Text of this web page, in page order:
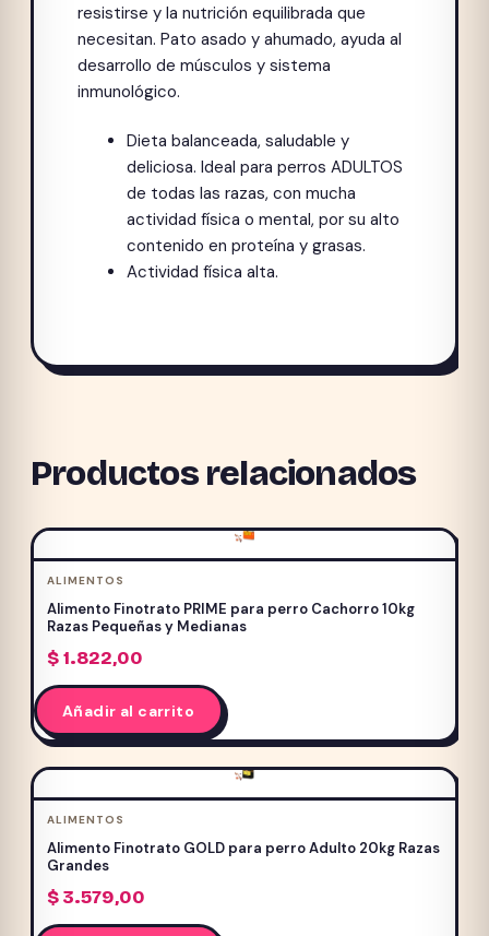
resistirse y la nutrición equilibrada que
necesitan. Pato asado y ahumado, ayuda al
desarrollo de músculos y sistema
inmunológico.
Dieta balanceada, saludable y
deliciosa. Ideal para perros ADULTOS
de todas las razas, con mucha
actividad física o mental, por su alto
contenido en proteína y grasas.
Actividad física alta.
Productos relacionados
ALIMENTOS
Alimento Finotrato PRIME para perro Cachorro 10kg
Razas Pequeñas y Medianas
$1.822,00
Añadir al carrito
ALIMENTOS
Alimento Finotrato GOLD para perro Adulto 20kg Razas
Grandes
$3.579,00